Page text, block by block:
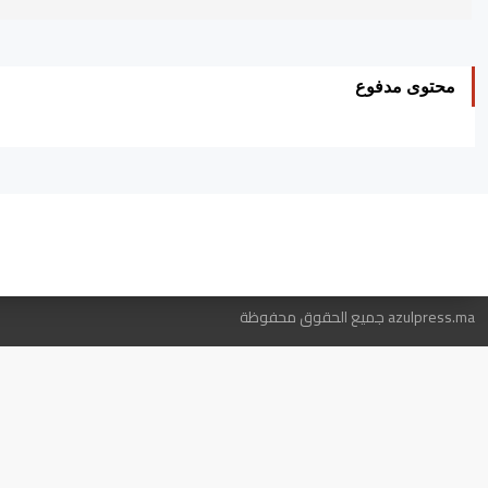
محتوى مدفوع
azulpress.ma جميع الحقوق محفوظة